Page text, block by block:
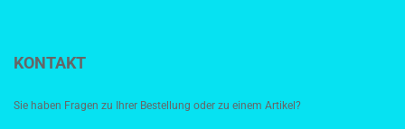
KONTAKT
Sie haben Fragen zu Ihrer Bestellung oder zu einem Artikel?